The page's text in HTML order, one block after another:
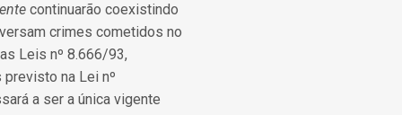
continuarão coexistindo
crimes cometidos no
Leis nº 8.666/93,
na Lei nº
a ser a única vigente